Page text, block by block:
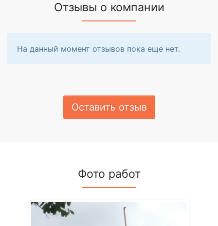
Отзывы о компании
На данный момент отзывов пока еще нет.
Оставить отзыв
Фото работ